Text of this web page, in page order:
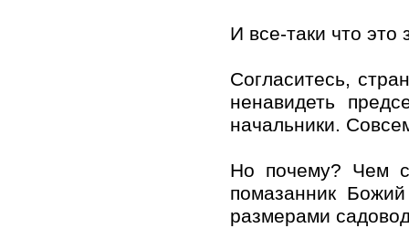
И все-таки что
Согласитесь,
ненавидеть
начальники.
Но почему? Чем
помазанник
размерами